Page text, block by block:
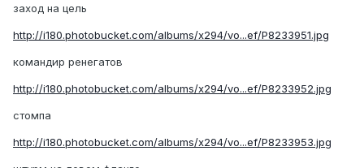
заход на цель
http://i180.photobucket.com/albums/x294/vo...ef/P8233951.jpg
командир ренегатов
http://i180.photobucket.com/albums/x294/vo...ef/P8233952.jpg
стомпа
http://i180.photobucket.com/albums/x294/vo...ef/P8233953.jpg